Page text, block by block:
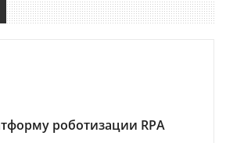
роботизации RPA